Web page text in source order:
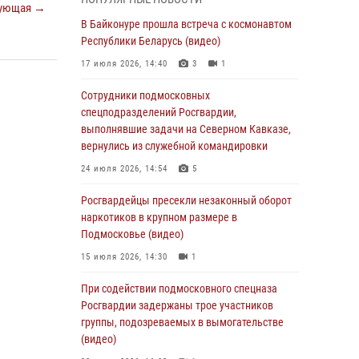
→
отработали навыки огневой подготовки на
комплексных учениях
04 августа 2026, 12:21
За прошедший месяц росгвардейцы 7386 раз
выезжали по сигналам «Тревога» с
охраняемых объектов в Подмосковье
04 августа 2026, 12:15
супермаркета в Подмосковье (видео)
03 августа 2026, 15:32 1
Подмосковье (видео)
03 августа 2026, 15:08 1
В Подмосковье отметили годовщину со Дня
В Байконуре прошла встреча с космонавтом
Республики Беларусь (видео)
17 июля 2026, 14:40 3 1
Сотрудники подмосковных
спецподразделений Росгвардии,
выполнявшие задачи на Северном Кавказе,
вернулись из служебной командировки
24 июля 2026, 14:54 5
Росгвардейцы пресекли незаконный оборот
наркотиков в крупном размере в
Подмосковье (видео)
15 июля 2026, 14:30 1
При содействии подмосковного спецназа
Росгвардии задержаны трое участников
группы, подозреваемых в вымогательстве
(видео)